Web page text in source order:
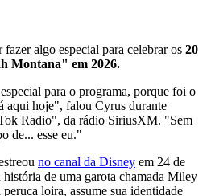
fazer algo especial para celebrar os 20
Montana" em 2026.
para o programa, porque foi o
aqui hoje", falou Cyrus durante
Radio", da rádio SiriusXM. "Sem
de... esse eu."
no canal da Disney em 24 de
de uma garota chamada Miley
loira, assume sua identidade